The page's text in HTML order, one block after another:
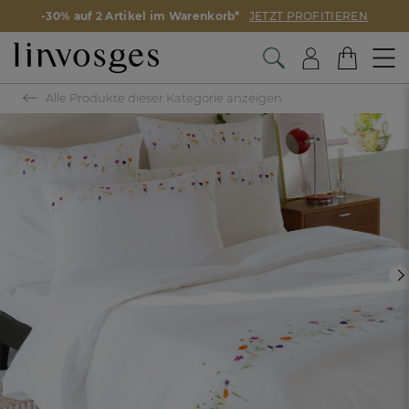
-30% auf 2 Artikel im Warenkorb* JETZT PROFITIEREN
Alle Produkte dieser Kategorie anzeigen